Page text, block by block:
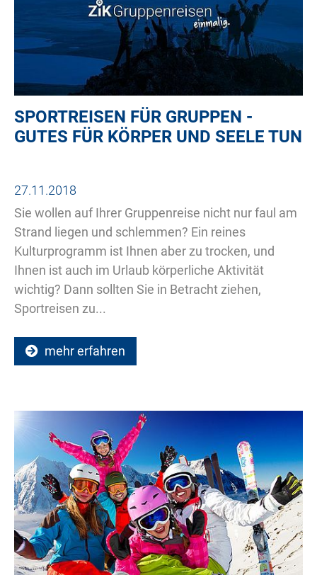
SPORTREISEN FÜR GRUPPEN -
GUTES FÜR KÖRPER UND SEELE TUN
27.11.2018
Sie wollen auf Ihrer Gruppenreise nicht nur faul am
Strand liegen und schlemmen? Ein reines
Kulturprogramm ist Ihnen aber zu trocken, und
Ihnen ist auch im Urlaub körperliche Aktivität
wichtig? Dann sollten Sie in Betracht ziehen,
Sportreisen zu...
mehr erfahren